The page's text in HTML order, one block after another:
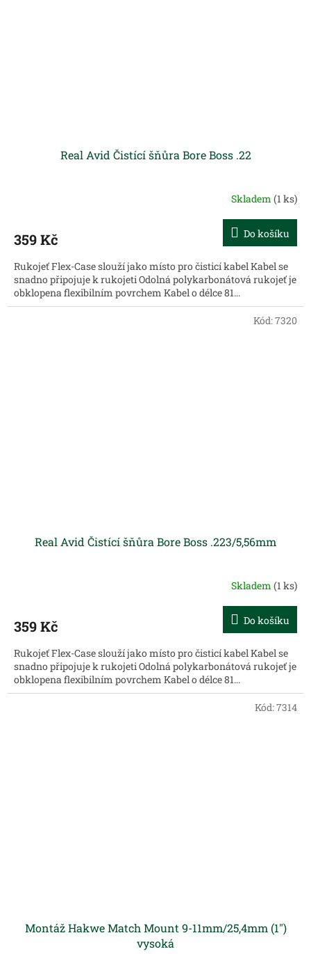
Real Avid Čistící šňůra Bore Boss .22
Skladem (1 ks)
359 Kč Do košíku
Rukojeť Flex-Case slouží jako místo pro čisticí kabel Kabel se
snadno připojuje k rukojeti Odolná polykarbonátová rukojeť je
obklopena flexibilním povrchem Kabel o délce 81...
Real Avid Čistící šňůra Bore Boss .223/5,56mm
Skladem (1 ks)
359 Kč Do košíku
Rukojeť Flex-Case slouží jako místo pro čisticí kabel Kabel se
snadno připojuje k rukojeti Odolná polykarbonátová rukojeť je
obklopena flexibilním povrchem Kabel o délce 81...
Kód:7320
Montáž Hakwe Match Mount 9-11mm/25,4mm (1")
vysoká
Kód:7314